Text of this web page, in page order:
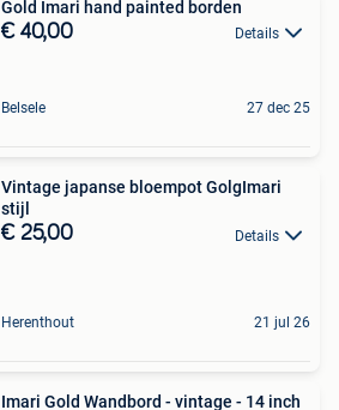
Gold Imari hand painted borden
€ 40,00 Details
Belsele 27 dec 25
Vintage japanse bloempot GolgImari
stijl
€ 25,00 Details
Herenthout 21 jul 26
Imari Gold Wandbord - vintage - 14 inch